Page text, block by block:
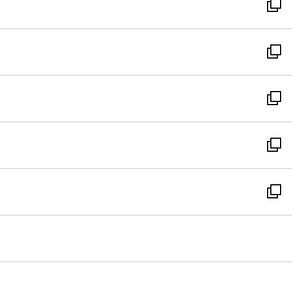
く
で
開
く
ド
ウ
で
開
く
ィ
ン
ド
ウ
で
開
く
い
ウ
ィ
ン
ド
ウ
で
開
く
新
し
い
ウ
ィ
ン
ド
ウ
で
開
新
し
い
ウ
ィ
ン
ド
ウ
開
新
し
い
ウ
ィ
ン
ウ
新
し
い
ウ
ン
新
し
ウ